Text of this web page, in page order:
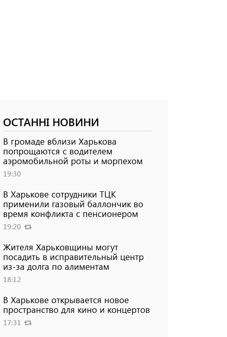
ОСТАННІ НОВИНИ
В громаде вблизи Харькова
попрощаются с водителем
аэромобильной роты и морпехом
19:30
В Харькове сотрудники ТЦК
применили газовый баллончик во
время конфликта с пенсионером
19:20
Жителя Харьковщины могут
посадить в исправительный центр
из-за долга по алиментам
18:12
В Харькове открывается новое
пространство для кино и концертов
17:31